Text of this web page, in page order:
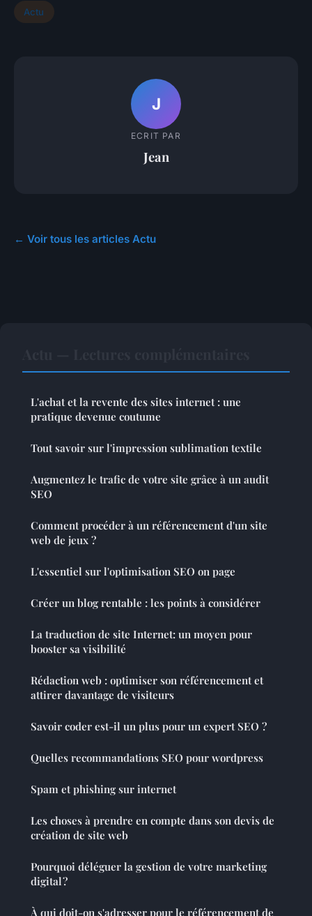
Actu
J
ECRIT PAR
Jean
← Voir tous les articles Actu
L'achat et la revente des sites internet : une
pratique devenue coutume
Tout savoir sur l'impression sublimation textile
Augmentez le trafic de votre site grâce à un audit
SEO
Comment procéder à un référencement d'un site
web de jeux ?
L'essentiel sur l'optimisation SEO on page
Créer un blog rentable : les points à considérer
La traduction de site Internet: un moyen pour
booster sa visibilité
Rédaction web : optimiser son référencement et
attirer davantage de visiteurs
Savoir coder est-il un plus pour un expert SEO ?
Quelles recommandations SEO pour wordpress
Spam et phishing sur internet
Les choses à prendre en compte dans son devis de
création de site web
Pourquoi déléguer la gestion de votre marketing
digital ?
À qui doit-on s'adresser pour le référencement de